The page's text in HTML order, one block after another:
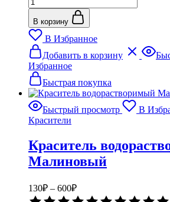
товара
Краситель
водорастворимый
Синий
В корзину
В Избранное
Добавить в корзину
Этот
товар
вариаций.
Опции
можно
странице
товара.
Избранное
Быстрая покупка
Быстрый просмотр
В
Красители
Краситель
Малиновый
130₽ – 600₽Диапазон
цен: